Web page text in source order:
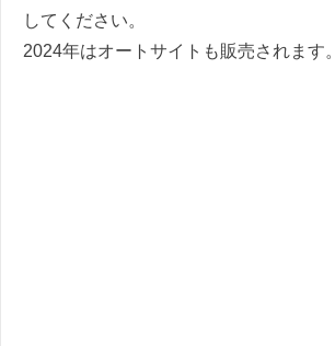
してください。
2024年はオートサイトも販売されます。